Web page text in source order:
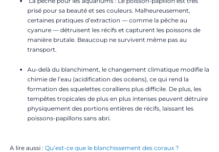
prisé pour sa beauté et ses couleurs. Malheureusement,
certaines pratiques d’extraction — comme la pêche au
cyanure — détruisent les récifs et capturent les poissons de
manière brutale. Beaucoup ne survivent même pas au
transport.
Au-delà du blanchiment, le changement climatique modifie la
chimie de l’eau (acidification des océans), ce qui rend la
formation des squelettes coralliens plus difficile. De plus, les
tempêtes tropicales de plus en plus intenses peuvent détruire
physiquement des portions entières de récifs, laissant les
poissons-papillons sans abri.
A lire aussi : Qu’est-ce que le blanchissement des coraux ?